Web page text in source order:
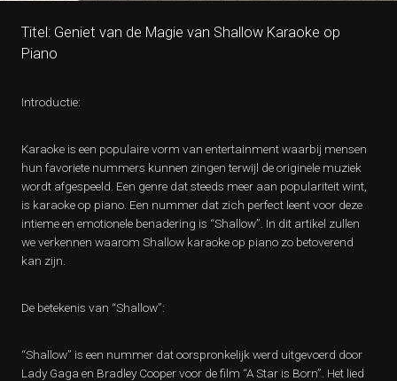
Titel: Geniet van de Magie van Shallow Karaoke op
Piano
Introductie:
Karaoke is een populaire vorm van entertainment waarbij mensen
hun favoriete nummers kunnen zingen terwijl de originele muziek
wordt afgespeeld. Een genre dat steeds meer aan populariteit wint,
is karaoke op piano. Een nummer dat zich perfect leent voor deze
intieme en emotionele benadering is “Shallow”. In dit artikel zullen
we verkennen waarom Shallow karaoke op piano zo betoverend
kan zijn.
De betekenis van “Shallow”:
“Shallow” is een nummer dat oorspronkelijk werd uitgevoerd door
Lady Gaga en Bradley Cooper voor de film “A Star is Born”. Het lied